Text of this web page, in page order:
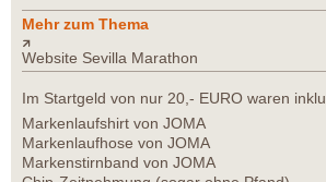
Mehr zum Thema
Website Sevilla Marathon
Im Startgeld von nur 20,- EURO waren
Markenlaufshirt von JOMA
Markenlaufhose von JOMA
Markenstirnband von JOMA